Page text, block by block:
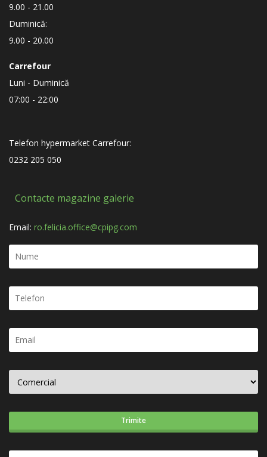
9.00 - 21.00
Duminică:
9.00 - 20.00
Carrefour
Luni - Duminică
07:00 - 22:00
Telefon hypermarket Carrefour:
0232 205 050
Contacte magazine galerie
Email: ro.felicia.office@cpipg.com
Trimite